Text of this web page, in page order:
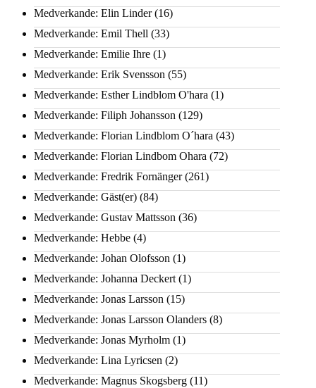
Medverkande: Elin Linder(16)
Medverkande: Emil Thell (33)
Medverkande: Emilie Ihre (1)
Medverkande: Erik Svensson (55)
Medverkande: Esther Lindblom O'hara (1)
Medverkande: Filiph Johansson (129)
Medverkande: Florian Lindblom O´hara (43)
Medverkande: Florian Lindbom Ohara (72)
Medverkande: Fredrik Fornänger(261)
Medverkande: Gäst(er) (84)
Medverkande: Gustav Mattsson (36)
Medverkande: Hebbe (4)
Medverkande: Johan Olofsson (1)
Medverkande: Johanna Deckert (1)
Medverkande: Jonas Larsson (15)
Medverkande: Jonas Larsson Olanders (8)
Medverkande: Jonas Myrholm (1)
Medverkande: Lina Lyricsen (2)
Medverkande: Magnus Skogsberg (11)